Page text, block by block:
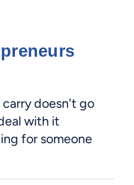
carry doesn't go
with it
for someone